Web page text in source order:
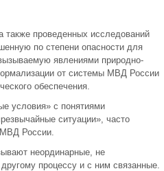
также проведенных исследований
по степени опасности для
явлениями природно-
от системы МВД России
обеспечения.
условия» с понятиями
ситуации», часто
МВД России.
неординарные, не
процессу и с ним связанные.